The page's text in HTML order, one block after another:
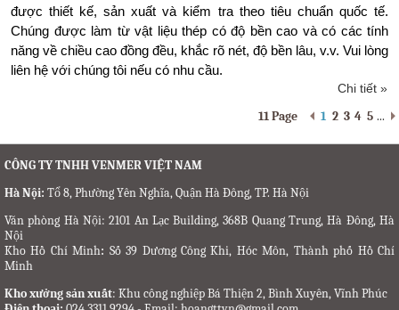
được thiết kế, sản xuất và kiểm tra theo tiêu chuẩn quốc tế.
Chúng được làm từ vật liệu thép có độ bền cao và có các tính
năng về chiều cao đồng đều, khắc rõ nét, độ bền lâu, v.v. Vui lòng
liên hệ với chúng tôi nếu có nhu cầu.
Chi tiết »
11 Page 1 2 3 4 5 ...
CÔNG TY TNHH VENMER VIỆT NAM
Hà Nội: Tổ 8, Phường Yên Nghĩa, Quận Hà Đông, TP. Hà Nội
Văn phòng Hà Nội: 2101 An Lạc Building, 368B Quang Trung, Hà Đông, Hà
Nội
Kho Hồ Chí Minh: Số 39 Dương Công Khi, Hóc Môn, Thành phố Hồ Chí
Minh
Kho xưởng sản xuất: Khu công nghiệp Bá Thiện 2, Bình Xuyên, Vĩnh Phúc